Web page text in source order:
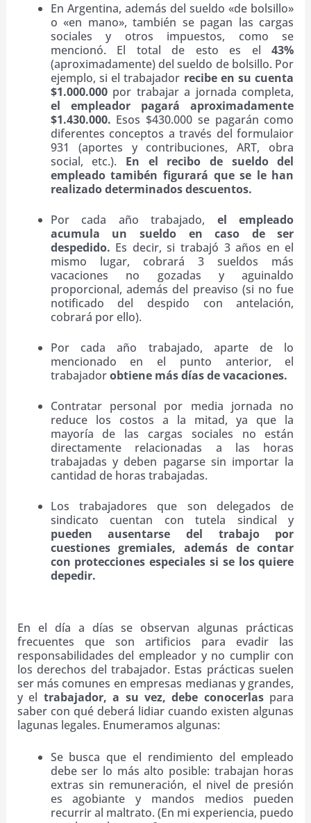
En Argentina, además del sueldo «de bolsillo»
o «en mano», también se pagan las cargas
sociales y otros impuestos, como se
mencionó. El total de esto es el 43%
(aproximadamente) del sueldo de bolsillo. Por
ejemplo, si el trabajador recibe en su cuenta
$1.000.000por trabajar a jornada completa,
el empleador pagará aproximadamente
$1.430.000. Esos $430.000 se pagarán como
diferentes conceptos a través del formulaior
931 (aportes y contribuciones, ART, obra
social, etc.). En el recibo de sueldo del
empleado tamibén figurará que se le han
realizado determinados descuentos.
Por cada año trabajado, el empleado
acumula un sueldo en caso de ser
despedido. Es decir, si trabajó 3 años en el
mismo lugar, cobrará 3 sueldos más
vacaciones no gozadas y aguinaldo
proporcional, además del preaviso (si no fue
notificado del despido con antelación,
cobrará por ello).
Por cada año trabajado, aparte de lo
mencionado en el punto anterior, el
trabajadorobtiene más días de vacaciones.
Contratar personal por media jornada no
reduce los costos a la mitad, ya que la
mayoría de las cargas sociales no están
directamente relacionadas a las horas
trabajadas y deben pagarse sin importar la
cantidad de horas trabajadas.
Los trabajadores que son delegados de
sindicato cuentan con tutela sindical y
pueden ausentarse del trabajo por
cuestiones gremiales, además de contar
con protecciones especiales si se los quiere
depedir.
En el día a días se observan algunas prácticas
frecuentes que son artificios para evadir las
responsabilidades del empleador y no cumplir con
los derechos del trabajador. Estas prácticas suelen
ser más comunes en empresas medianas y grandes,
y el trabajador, a su vez, debe conocerlaspara
saber con qué deberá lidiar cuando existen algunas
lagunas legales. Enumeramos algunas:
Se busca que el rendimiento del empleado
debe ser lo más alto posible: trabajan horas
extras sin remuneración, el nivel de presión
es agobiante y mandos medios pueden
recurrir al maltrato. (En mi experiencia, puedo